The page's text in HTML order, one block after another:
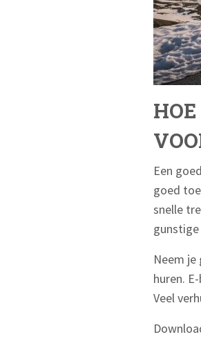
Een
goed
snelle
Neem
huren.
Veel